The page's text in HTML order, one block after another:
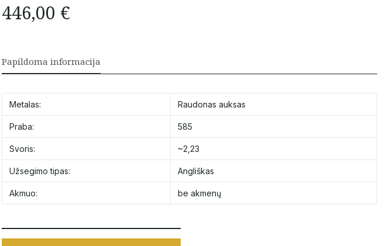
446,00 €
Papildoma informacija
Metalas: Raudonas auksas
Praba: 585
Svoris: ~2,23
Užsegimo tipas: Angliškas
Akmuo: be akmenų